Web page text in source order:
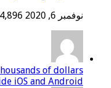
نوفمبر 6, 2020 4,896
of dollars
iOS and Android...